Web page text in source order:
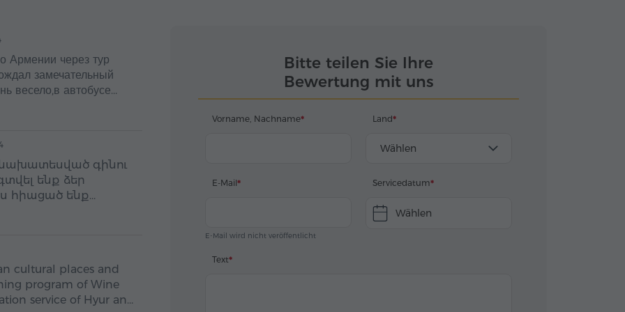
Армении через тур
замечательный
весело,в автобусе
поездку,всё
գինու
ենք ձեր
հիացած ենք
cultural places and
program of Wine
service of Hyur and
Bitte teilen Sie Ihre
Bewertung mit uns
Vorname, Nachname Land
Wählen
E-Mail
E-Mail wird nicht veröffentlicht
Servicedatum
Wählen
Text